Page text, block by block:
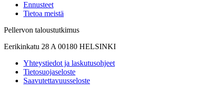
Ennusteet
Tietoa meistä
Pellervon taloustutkimus
Eerikinkatu 28 A 00180 HELSINKI
Yhteystiedot ja laskutusohjeet
Tietosuojaseloste
Saavutettavuusseloste